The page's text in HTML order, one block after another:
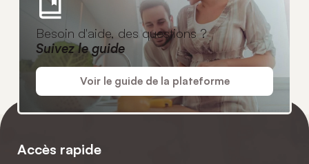
Besoin d'aide, des questions ?
Suivez le guide
Voir le guide de la plateforme
Accès rapide